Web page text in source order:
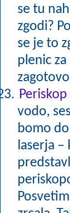
se tu
zgodi?
se je to
plenic
vodo,
bomo
laserja –